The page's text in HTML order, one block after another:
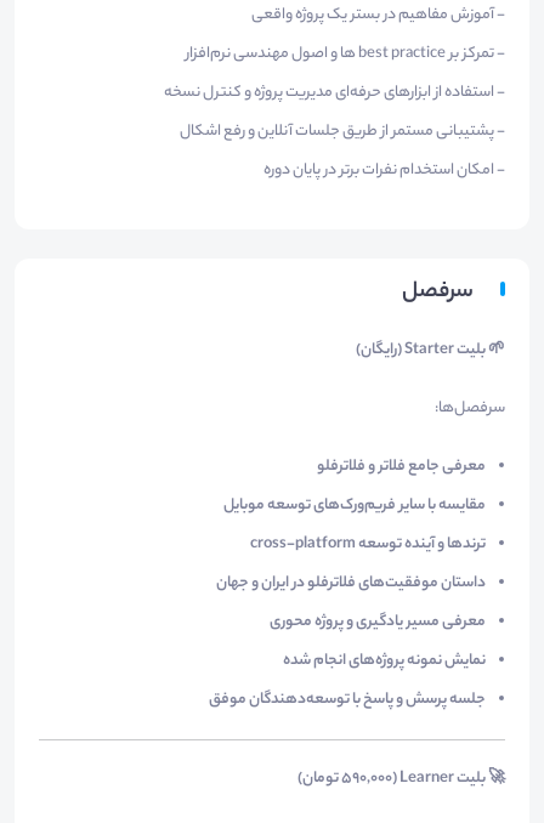
- آموزش مفاهیم در بستر یک پروژه واقعی
- تمرکز بر best practice ها و اصول مهندسی نرم‌افزار
- استفاده از ابزارهای حرفه‌ای مدیریت پروژه و کنترل نسخه
- پشتیبانی مستمر از طریق جلسات آنلاین و رفع اشکال
- امکان استخدام نفرات برتر در پایان دوره
سرفصل
🌱 بلیت Starter (رایگان)
سرفصل‌ها:
معرفی جامع فلاتر و فلاترفلو
مقایسه با سایر فریم‌ورک‌های توسعه موبایل
ترندها و آینده توسعه cross-platform
داستان موفقیت‌های فلاترفلو در ایران و جهان
معرفی مسیر یادگیری و پروژه محوری
نمایش نمونه پروژه‌های انجام شده
جلسه پرسش و پاسخ با توسعه‌دهندگان موفق
🚀 بلیت Learner (۵۹۰,۰۰۰ تومان)